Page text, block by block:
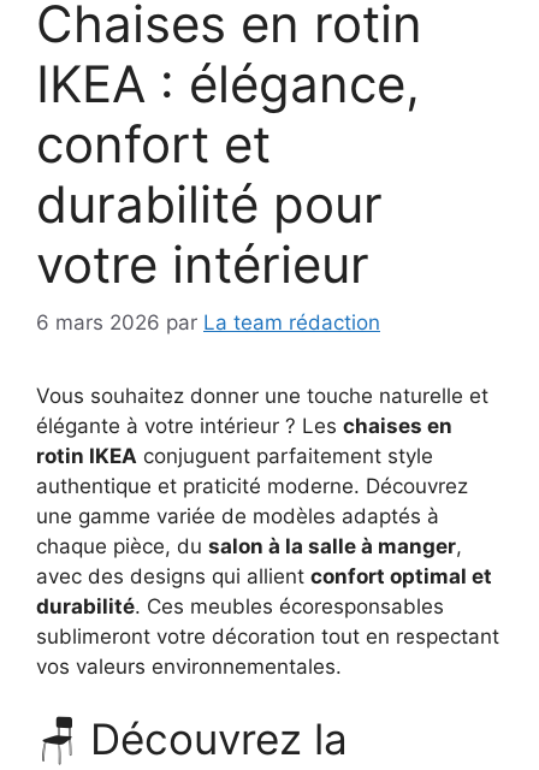
Chaises en rotin
IKEA : élégance,
confort et
durabilité pour
votre intérieur
6 mars 2026 par La team rédaction
Vous souhaitez donner une touche naturelle et
élégante à votre intérieur ? Les chaises en
rotin IKEA conjuguent parfaitement style
authentique et praticité moderne. Découvrez
une gamme variée de modèles adaptés à
chaque pièce, du salon à la salle à manger,
avec des designs qui allient confort optimal et
durabilité. Ces meubles écoresponsables
sublimeront votre décoration tout en respectant
vos valeurs environnementales.
🪑 Découvrez la